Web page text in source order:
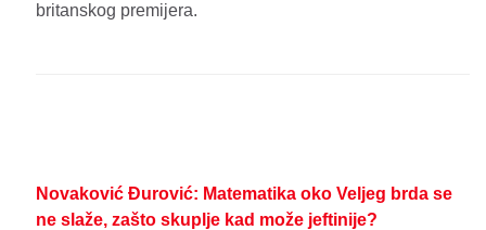
britanskog premijera.
Novaković Đurović: Matematika oko Veljeg brda se
ne slaže, zašto skuplje kad može jeftinije?